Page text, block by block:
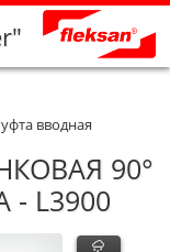
вводная
90°
L3900
функции